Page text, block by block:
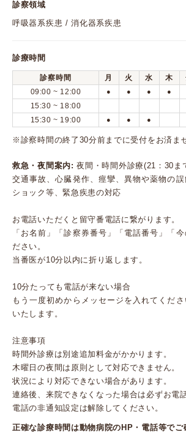
診察領域
呼吸器系疾患 / 消化器系疾患
診療時間
診察時間 月 火 水 木
09:00 ~ 12:00
● ● ● ●
15:30 ~ 18:00
15:30 ~ 19:00 ● ● ●
※診察時間の終了30分前までに受付をお済ま
救急・夜間案内:夜間・時間外診療(21：30ま
交通事故、心臓発作、痙攣、異物や薬物の
ショック等、緊急疾患の対応
お電話いただくと留守番電話に繋がります。
「お名前」「診察券番号」「電話番号」「
ださい。
当番医が10分以内に折り返します。
10分たっても電話が来ない場合
もう一度初めからメッセージを入れてくだ
いたします。
注意事項
時間外診療は別途追加料金がかかります。
木曜日の夜間は原則として対応できません。
状況により対応できない場合があります。
連絡後、来院できなくなった場合は必ずお電
電話の非通知設定は解除してください。
正確な診療時間は動物病院のHP・電話等でご